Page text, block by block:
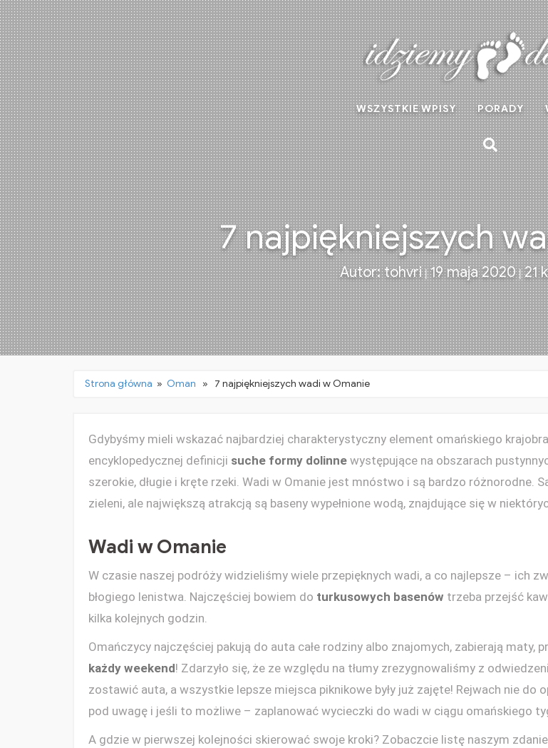
WSZYSTKIE WPISY PORADY
7 najpiękniejszych
Autor: tohvri|19 maja 2020|21
Strona główna » Oman » 7 najpiękniejszych wadi w Omanie
Gdybyśmy mieli wskazać najbardziej charakterystyczny element omańskiego
encyklopedycznej definicji suche formy dolinne występujące na obszarach
szerokie, długie i kręte rzeki. Wadi w Omanie jest mnóstwo i są bardzo różnorodne.
zieleni, ale największą atrakcją są baseny wypełnione wodą, znajdujące się w
Wadi w Omanie
W czasie naszej podróży widzieliśmy wiele przepięknych wadi, a co najlepsze – ich
błogiego lenistwa. Najczęściej bowiem do turkusowych basenów trzeba przejść
kilka kolejnych godzin.
Omańczycy najczęściej pakują do auta całe rodziny albo znajomych, zabierają maty,
każdy weekend! Zdarzyło się, że ze względu na tłumy zrezygnowaliśmy z
zostawić auta, a wszystkie lepsze miejsca piknikowe były już zajęte! Rejwach nie
pod uwagę i jeśli to możliwe – zaplanować wycieczki do wadi w ciągu omańskiego
A gdzie w pierwszej kolejności skierować swoje kroki? Zobaczcie listę naszym